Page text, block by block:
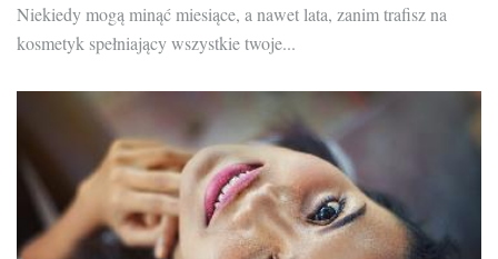
Niekiedy mogą minąć miesiące, a nawet lata, zanim trafisz na
kosmetyk spełniający wszystkie twoje...